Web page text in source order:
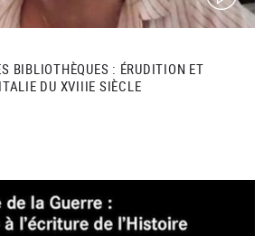
BIBLIOTHÈQUES : ÉRUDITION ET
DU XVIIIE SIÈCLE